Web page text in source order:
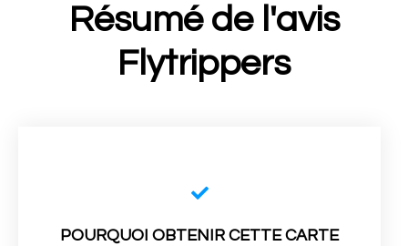
Résumé de l'avis
Flytrippers
POURQUOI OBTENIR CETTE CARTE